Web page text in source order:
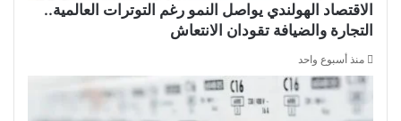
الاقتصاد الهولندي يواصل النمو رغم التوترات العالمية..
التجارة والضيافة تقودان الانتعاش
منذ أسبوع واحد